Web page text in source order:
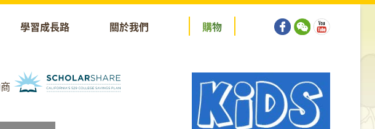
學習成長路 關於我們 購物